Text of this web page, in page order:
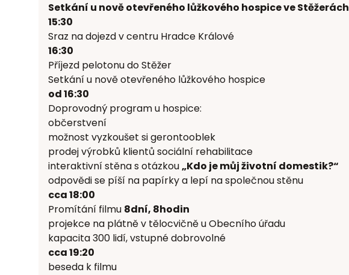
Setkání u nově otevřeného lůžkového hospice ve Stěžerách
15:30
Sraz na dojezd v centru Hradce Králové
16:30
Příjezd pelotonu do Stěžer
Setkání u nově otevřeného lůžkového hospice
od 16:30
Doprovodný program u hospice:
občerstvení
možnost vyzkoušet si gerontooblek
prodej výrobků klientů sociální rehabilitace
interaktivní stěna s otázkou„Kdo je můj životní domestik?“
odpovědi se píší na papírky a lepí na společnou stěnu
cca 18:00
Promítání filmu 8dní, 8hodin
projekce na plátně v tělocvičně u Obecního úřadu
kapacita 300 lidí, vstupné dobrovolné
cca 19:20
beseda k filmu